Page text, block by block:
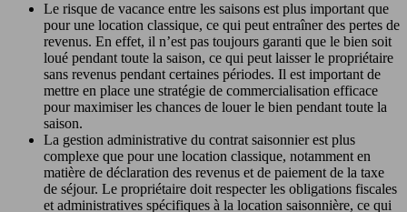
Le risque de vacance entre les saisons est plus important que
pour une location classique, ce qui peut entraîner des pertes de
revenus. En effet, il n’est pas toujours garanti que le bien soit
loué pendant toute la saison, ce qui peut laisser le propriétaire
sans revenus pendant certaines périodes. Il est important de
mettre en place une stratégie de commercialisation efficace
pour maximiser les chances de louer le bien pendant toute la
saison.
La gestion administrative du contrat saisonnier est plus
complexe que pour une location classique, notamment en
matière de déclaration des revenus et de paiement de la taxe
de séjour. Le propriétaire doit respecter les obligations fiscales
et administratives spécifiques à la location saisonnière, ce qui